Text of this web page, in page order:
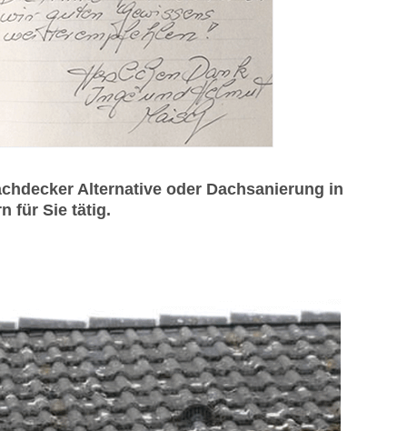
Alternative oder Dachsanierung in
für Sie tätig.